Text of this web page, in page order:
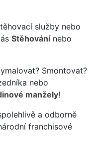
služby nebo
Stěhovánínebo
Smontovat?
nebo
manžely!
a odborně
franchisové